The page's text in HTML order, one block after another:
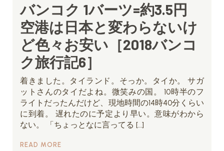
バンコク 1バーツ=約3.5円
空港は日本と変わらないけ
ど色々お安い［2018バンコ
ク旅行記6］
着きました。タイランド。そっか。タイか。 サガ
ットさんのタイだよね。微笑みの国。 10時半のフ
ライトだったんだけど、現地時間の14時40分くらい
に到着。 遅れたのに予定より早い。意味がわから
ない。 「ちょっとなに言ってる […]
READ MORE